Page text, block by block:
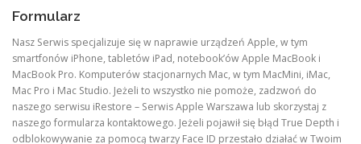
Formularz
Nasz Serwis specjalizuje się w naprawie urządzeń Apple, w tym
smartfonów iPhone, tabletów iPad, notebook’ów Apple MacBook i
MacBook Pro. Komputerów stacjonarnych Mac, w tym MacMini, iMac,
Mac Pro i Mac Studio. Jeżeli to wszystko nie pomoże, zadzwoń do
naszego serwisu iRestore – Serwis Apple Warszawa lub skorzystaj z
naszego formularza kontaktowego. Jeżeli pojawił się błąd True Depth i
odblokowywanie za pomocą twarzy Face ID przestało działać w Twoim